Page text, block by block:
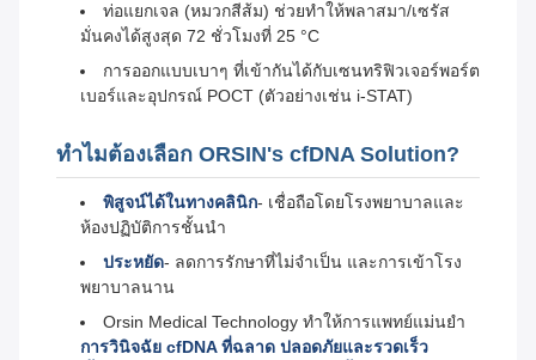
ท่อแยกเจล (หมวกสีส้ม) ช่วยทําให้พลาสมา/เซรัส
มั่นคงได้สูงสุด 72 ชั่วโมงที่ 25 °C
การออกแบบเบาๆ ที่เข้ากันได้กับเซนทริฟิวเจอร์พอร์ต
เบอร์และอุปกรณ์ POCT (ตัวอย่างเช่น i-STAT)
ทําไมต้องเลือก ORSIN's cfDNA Solution?
พิสูจน์ได้ในทางคลินิก- เชื่อถือโดยโรงพยาบาลและ
ห้องปฏิบัติการชั้นนํา
ประหยัด- ลดการรักษาที่ไม่จําเป็น และการเข้าโรง
พยาบาลนาน
Orsin Medical Technology ทําให้การแพทย์แม่นยํา
การวินิจฉัย cfDNA ที่ฉลาด ปลอดภัยและรวดเร็ว